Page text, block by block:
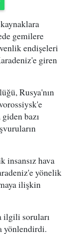
gemilere
endişeleri
giren
Rusya'nın
bazı
insansız hava
yönelik
ilişkin
ilgili soruları
yönlendirdi.